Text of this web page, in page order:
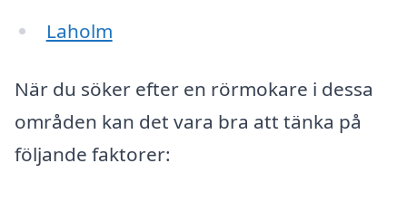
Laholm
När du söker efter en rörmokare i dessa
områden kan det vara bra att tänka på
följande faktorer: